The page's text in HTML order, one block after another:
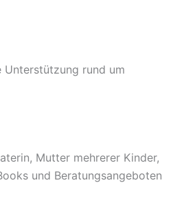
Unterstützung rund um
Mutter mehrerer Kinder,
und Beratungsangeboten